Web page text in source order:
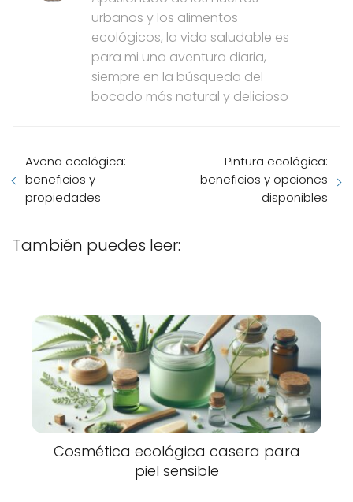
urbanos y los alimentos
ecológicos, la vida saludable es
para mi una aventura diaria,
siempre en la búsqueda del
bocado más natural y delicioso
Avena ecológica:
beneficios y
propiedades
Pintura ecológica:
beneficios y opciones
disponibles
También puedes leer:
Cosmética ecológica casera para
piel sensible